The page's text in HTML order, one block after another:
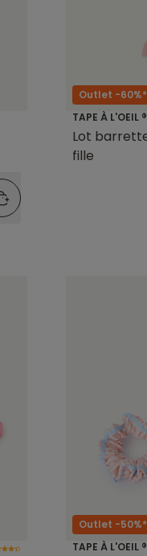
Outlet -60%*
TAPE À L'OEIL ®
Lot
fille
Outlet -50%*
TAPE À L'OEIL ®